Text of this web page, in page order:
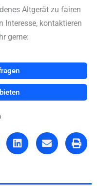
Altgerät zu fairen
Interesse, kontaktieren
gerne: